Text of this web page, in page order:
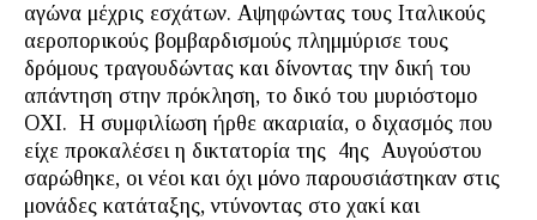
αγώνα μέχρις εσχάτων. Αψηφώντας τους Ιταλικούς
αεροπορικούς βομβαρδισμούς πλημμύρισε τους
δρόμους τραγουδώντας και δίνοντας την δική του
απάντηση στην πρόκληση, το δικό του μυριόστομο
ΟΧΙ. Η συμφιλίωση ήρθε ακαριαία, ο διχασμός που
είχε προκαλέσει η δικτατορία της 4ης Αυγούστου
σαρώθηκε, οι νέοι και όχι μόνο παρουσιάστηκαν στις
μονάδες κατάταξης, ντύνοντας στο χακί και